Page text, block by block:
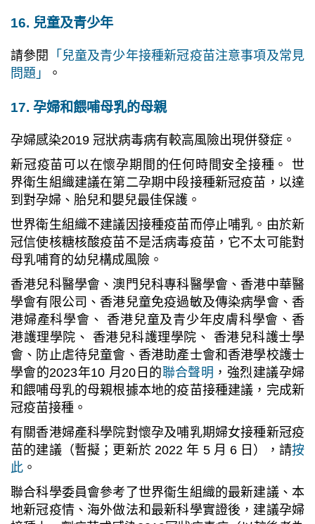
16. 兒童及青少年
請參閱
「兒童及青少年接種新冠疫苗注意事項及常見
問題」
。
17. 孕婦和餵哺母乳的母親
孕婦感染2019 冠狀病毒病有較高風險出現併發症。
新冠疫苗可以在懷孕期間的任何時間安全接種。 世
界衛生組織建議在第二孕期中段接種新冠疫苗，以達
到對孕婦、胎兒和嬰兒最佳保護。
世界衛生組織不建議因接種疫苗而停止哺乳。由於新
冠信使核糖核酸疫苗不是活病毒疫苗，它不太可能對
母乳哺育的幼兒構成風險。
香港兒科醫學會、澳門兒科專科醫學會、香港中華醫
學會有限公司、香港兒童免疫過敏及傳染病學會、香
港婦產科學會、 香港兒童及青少年皮膚科學會、香
港護理學院、 香港兒科護理學院、 香港兒科護士學
會、防止虐待兒童會、香港助產士會和香港學校護士
學會的2023年10 月20日的聯合聲明 ，強烈建議孕婦
和餵哺母乳的母親根據本地的疫苗接種建議，完成新
冠疫苗接種。
有關香港婦產科學院對懷孕及哺乳期婦女接種新冠疫
苗的建議（暫擬；更新於 2022 年 5 月 6 日），請按
此 。
聯合科學委員會參考了世界衞生組織的最新建議、本
地新冠疫情、海外做法和最新科學實證後，建議孕婦